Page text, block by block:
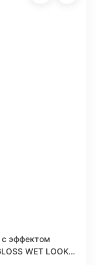
с эффектом
WET LOOK